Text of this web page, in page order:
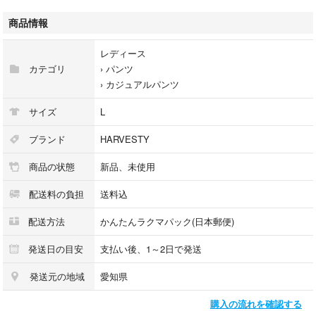
商品情報
カテゴリ
レディース
› パンツ
› カジュアルパンツ
サイズ L
ブランド HARVESTY
商品の状態 新品、未使用
配送料の負担 送料込
配送方法 かんたんラクマパック(日本郵便)
発送日の目安 支払い後、1～2日で発送
発送元の地域 愛知県
購入の流れを確認する